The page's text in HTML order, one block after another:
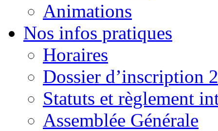
Animations
Nos infos pratiques
Horaires
Dossier d’inscription
Statuts et règlement
Assemblée Générale